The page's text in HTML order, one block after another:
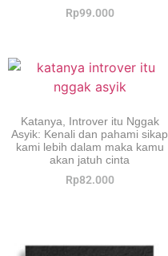
Rp99.000
Katanya, Introver itu Nggak
Asyik: Kenali dan pahami sikap
kami lebih dalam maka kamu
akan jatuh cinta
Rp82.000